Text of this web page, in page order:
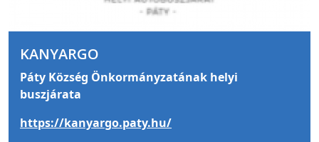
KANYARGO
Páty Község Önkormányzatának helyi
buszjárata
https://kanyargo.paty.hu/